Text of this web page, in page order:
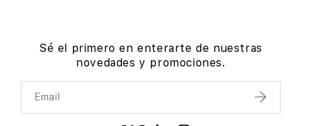
Sé el primero en enterarte de nuestras
novedades y promociones.
Email